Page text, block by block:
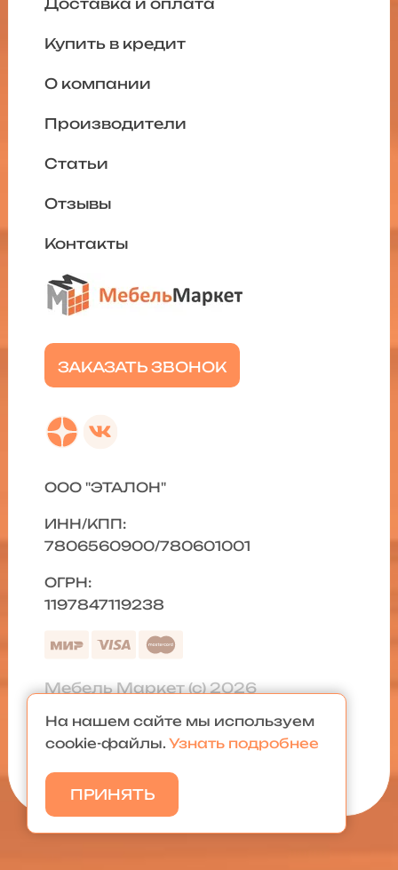
ЗАКАЗАТЬ ЗВОНОК
Доставка и оплата
Купить в кредит
О компании
Производители
Статьи
Отзывы
Контакты
ООО "ЭТАЛОН"
ИНН/КПП:
7806560900/780601001
ОГРН:
1197847119238
Мебель Маркет (с) 2026
Политика конфиденциальности
Карта сайта
На нашем сайте мы используем
cookie-файлы. Узнать подробнее
ПРИНЯТЬ